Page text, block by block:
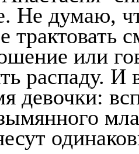
Не думаю,
трактовать
или
распаду. И
девочки: